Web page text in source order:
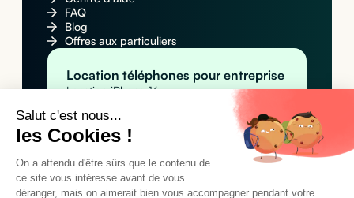
Salut c'est nous...
les Cookies !
On a attendu d'être sûrs que le contenu de
ce site vous intéresse avant de vous
déranger, mais on aimerait bien vous accompagner pendant votre
FAQ
Blog
Offres aux particuliers
Location téléphones pour entreprise
Location iPhone 16
Location Samsung Galaxy S25
Location MacBook pour entreprise
Location Apple MacBook Pro 14" M4
Location Apple MacBook Air M4
Location MacBook Air 15" M4
Location tablettes pour entreprise